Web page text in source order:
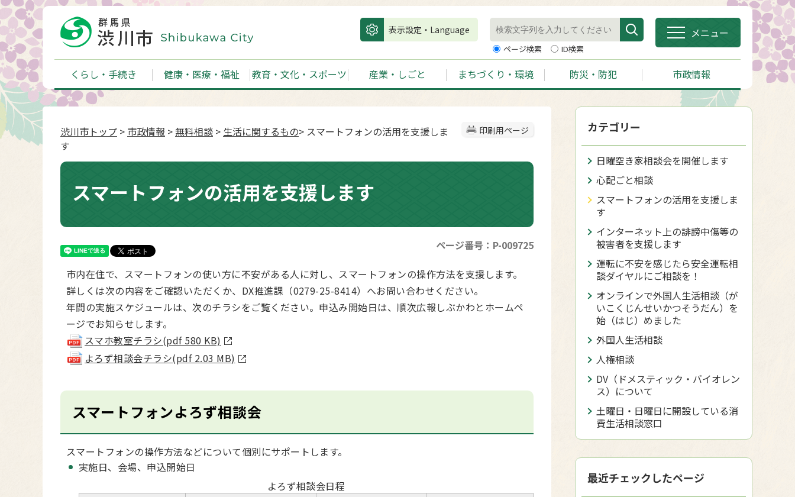
表示設定・Language
ページ検索 ID検索
メニュー
くらし・手続き 健康・医療・福祉 教育・文化・スポーツ 産業・しごと まちづくり・環境 防災・防犯 市政情報
印刷用ページ
渋川市トップ > 市政情報 >無料相談 > 生活に関するもの> スマートフォンの活用を支援しま
す
スマートフォンの活用を支援します
ページ番号：P-009725
市内在住で、スマートフォンの使い方に不安がある人に対し、スマートフォンの操作方法を支援します。
詳しくは次の内容をご確認いただくか、DX推進課（0279-25-8414）へお問い合わせください。
年間の実施スケジュールは、次のチラシをご覧ください。申込み開始日は、順次広報しぶかわとホームペ
ージでお知らせします。
スマホ教室チラシ(pdf 580 KB)
よろず相談会チラシ(pdf 2.03 MB)
スマートフォンよろず相談会
スマートフォンの操作方法などについて個別にサポートします。
実施日、会場、申込開始日
よろず相談会日程
カテゴリー
日曜空き家相談会を開催します
心配ごと相談
スマートフォンの活用を支援しま
す
インターネット上の誹謗中傷等の
被害者を支援します
運転に不安を感じたら安全運転相
談ダイヤルにご相談を！
オンラインで外国人生活相談（が
いこくじんせいかつそうだん）を
始（はじ）めました
外国人生活相談
人権相談
DV（ドメスティック・バイオレン
ス）について
土曜日・日曜日に開設している消
費生活相談窓口
最近チェックしたページ